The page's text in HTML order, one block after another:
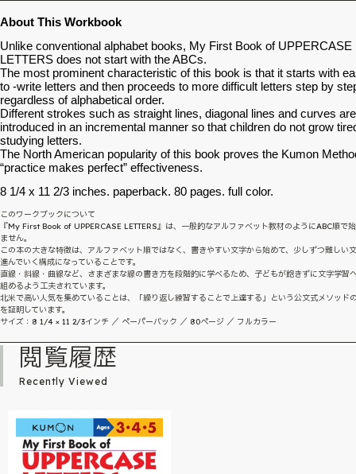
About This Workbook
Unlike conventional alphabet books, My First Book of UPPERCASE
LETTERS does not start with the ABCs.
The most prominent characteristic of this book is that it starts with
to -write letters and then proceeds to more difficult letters step by
regardless of alphabetical order.
Different strokes such as straight lines, diagonal lines and curves are
introduced in an incremental manner so that children do not grow
studying letters.
The North American popularity of this book proves the Kumon
“practice makes perfect” effectiveness.
8 1/4 x 11 2/3 inches. paperback. 80 pages. full color.
このワークブックについて
『My First Book of UPPERCASE LETTERS』は、一般的なアルファベット教材のようにABC順で
ません。
この本の大きな特徴は、アルファベット順ではなく、書きやすい文字から始めて、少しずつ難しい
進んでいく構成になっていることです。
直線・斜線・曲線など、さまざまな線の書き方を段階的に学べるため、子どもが飽きずに文字学習
組めるよう工夫されています。
北米で高い人気を集めていることは、「繰り返し練習することで上達する」という公文式メソッド
を証明しています。
サイズ：8 1/4 × 11 2/3インチ ／ ペーパーバック ／ 80ページ ／ フルカラー
閲覧履歴
Recently Viewed